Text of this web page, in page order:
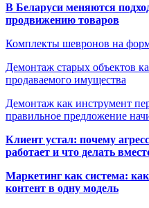
В Беларуси меняются
продвижению товаров
Комплекты шевронов на
Демонтаж старых объектов
продаваемого имущества
Демонтаж как инструмент
правильное предложение
Клиент устал: почему
работает и что делать
Маркетинг как система:
контент в одну модель